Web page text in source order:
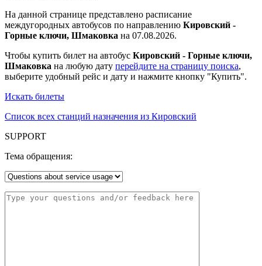
На данной странице представлено расписание
междугородных автобусов по направлению Кировский -
Горные ключи, Шмаковка на 07.08.2026.
Чтобы купить билет на автобус Кировский - Горные ключи,
Шмаковка на любую дату перейдите на страницу поиска,
выберите удобный рейс и дату и нажмите кнопку "Купить".
Искать билеты
Список всех станций назначения из Кировский
SUPPORT
Тема обращения: